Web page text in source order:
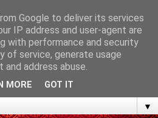
▼
Google to deliver its services
IP address and user-agent are
with performance and security
of service, generate usage
address abuse.
MORE GOT IT